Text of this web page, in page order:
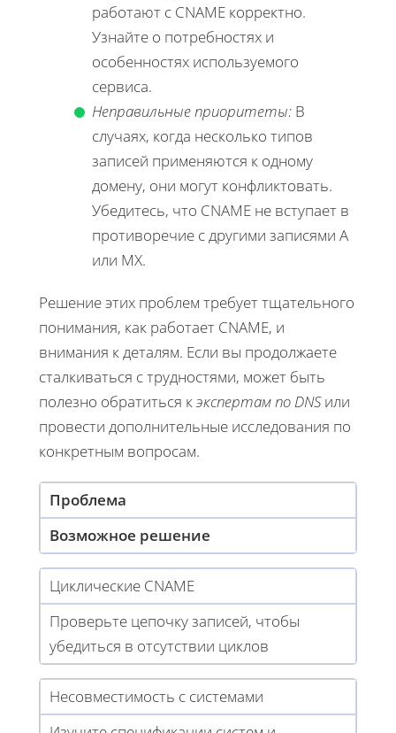
работают с CNAME корректно.
Узнайте о потребностях и
особенностях используемого
сервиса.
Неправильные приоритеты: В
случаях, когда несколько типов
записей применяются к одному
домену, они могут конфликтовать.
Убедитесь, что CNAME не вступает в
противоречие с другими записями A
или MX.
Решение этих проблем требует тщательного
понимания, как работает CNAME, и
внимания к деталям. Если вы продолжаете
сталкиваться с трудностями, может быть
полезно обратиться кэкспертам по DNSили
провести дополнительные исследования по
конкретным вопросам.
Проблема
Возможное решение
Циклические CNAME
Проверьте цепочку записей, чтобы
убедиться в отсутствии циклов
Несовместимость с системами